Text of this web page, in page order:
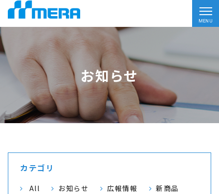
MENU
お知らせ
カテゴリ
All お知らせ 広報情報 新商品